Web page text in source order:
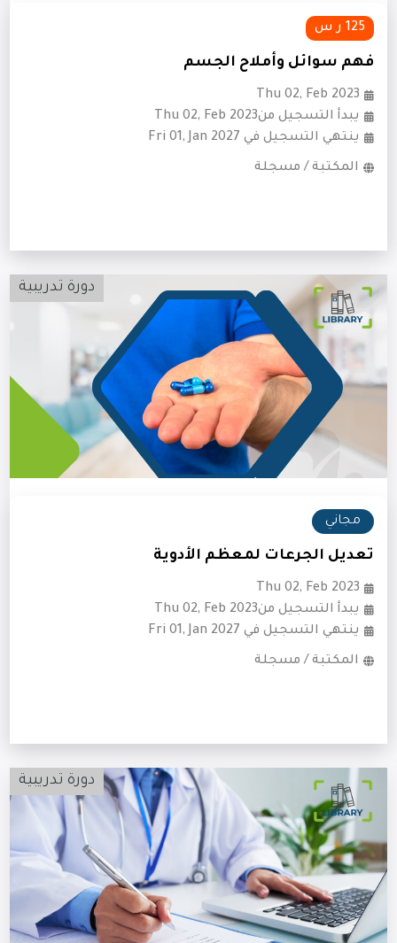
125 ر س
فهم سوائل وأملاح الجسم
Thu 02, Feb 2023
يبدأ التسجيل منThu 02, Feb 2023
ينتهي التسجيل في Fri 01, Jan 2027
المكتبة / مسجلة
دورة تدريبية
مجاني
تعديل الجرعات لمعظم الأدوية
Thu 02, Feb 2023
يبدأ التسجيل منThu 02, Feb 2023
ينتهي التسجيل في Fri 01, Jan 2027
المكتبة / مسجلة
دورة تدريبية